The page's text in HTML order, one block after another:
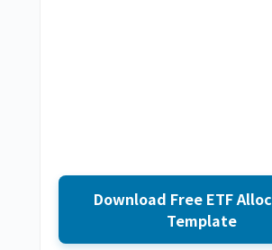
Download Free ETF
Template